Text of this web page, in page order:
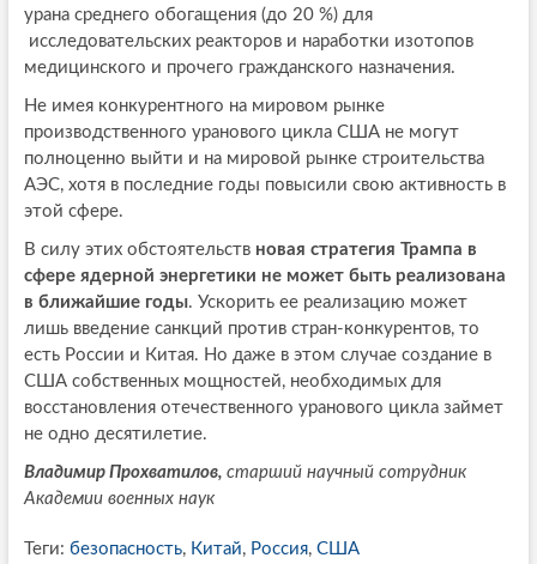
урана среднего обогащения (до 20 %) для
исследовательских реакторов и наработки изотопов
медицинского и прочего гражданского назначения.
Не имея конкурентного на мировом рынке
производственного уранового цикла США не могут
полноценно выйти и на мировой рынке строительства
АЭС, хотя в последние годы повысили свою активность в
этой сфере.
В силу этих обстоятельств новая стратегия Трампа в
сфере ядерной энергетики не может быть реализована
в ближайшие годы. Ускорить ее реализацию может
лишь введение санкций против стран-конкурентов, то
есть России и Китая. Но даже в этом случае создание в
США собственных мощностей, необходимых для
восстановления отечественного уранового цикла займет
не одно десятилетие.
Владимир Прохватилов, старший научный сотрудник
Академии военных наук
Теги: безопасность, Китай, Россия, США